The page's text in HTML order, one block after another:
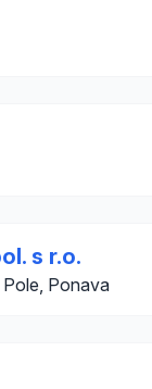
s r.o.
Ponava